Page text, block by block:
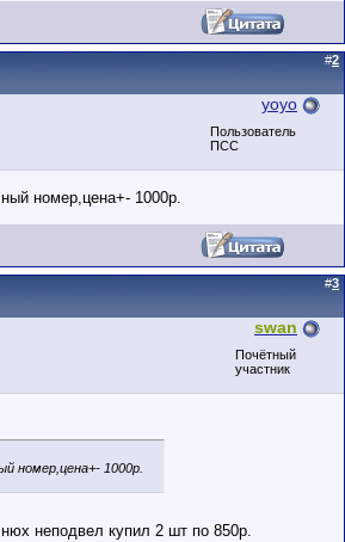
#2
yoyo
Пользователь
ПСС
номер,цена+- 1000р.
#3
swan
Почётный
участник
номер,цена+- 1000р.
неподвел купил 2 шт по 850р.